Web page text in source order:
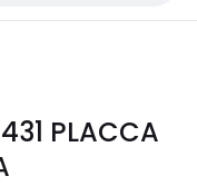
PLACCA